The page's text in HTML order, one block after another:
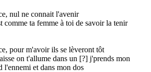
nul ne connait l'avenir
comme ta femme à toi de savoir la tenir
pour m'avoir ils se lèveront tôt
on t'allume dans un [?] j'prends mon
l'ennemi et dans mon dos